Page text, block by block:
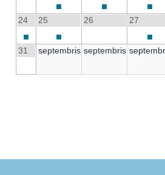
24 25 26 27
31 septembris septembris